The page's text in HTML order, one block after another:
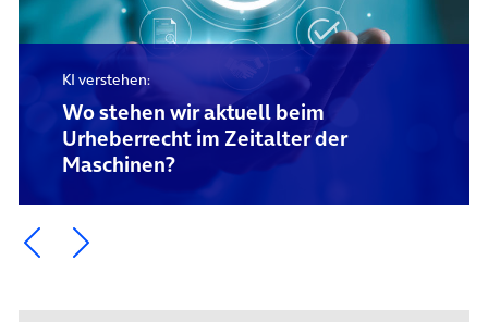
KI verstehen:
Wo stehen wir aktuell beim
Urheberrecht im Zeitalter der
Maschinen?
Ein Element zurück blättern
Ein Element weiter blättern